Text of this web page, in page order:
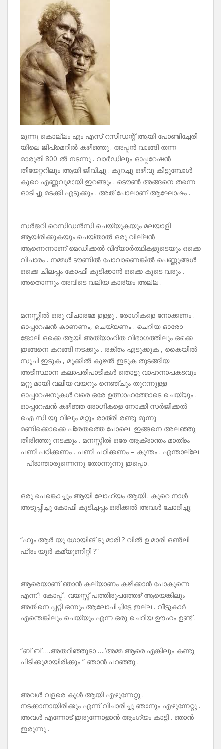
മൂന്നു കൊല്ലം എം എസ് റസിഡന്റ് ആയി പോണ്ടിച്ചേരി
യിലെ ജിപ്മെറിൽ കഴിഞ്ഞു . അപ്പൻ വാങ്ങി തന്ന
മാരുതി 800 ൽ നടന്നു . വാർഡിലും ഓപ്പറേഷൻ
തീയേറ്ററിലും ആയി ജീവിച്ചു . കുറച്ചു ഒഴിവു കിട്ടുമ്പോൾ
കുറെ എണ്ണവുമായി ഇറങ്ങും . ടൌൺ അങ്ങനെ തന്നെ
ഓടിച്ചു മടക്കി എടുക്കും . അത് പോലാണ് ആഘോഷം .
സർജറി റെസിഡൻസി ചെയ്യുകയും മലയാളി
ആയിരിക്കുകയും ചെയ്‌താൽ ഒരു വില്ലൻ
ആണെന്നാണ് മെഡിക്കൽ വിദ്യാർത്ഥികളുടെയും ഒക്കെ
വിചാരം . നമ്മൾ ടൗണിൽ പോവാണെങ്കിൽ പെണ്ണുങ്ങൾ
ഒക്കെ ചിലപ്പം കോഫീ കുടിക്കാൻ ഒക്കെ കൂടെ വരും .
അതൊന്നും അവിടെ വലിയ കാര്യം അല്ല .
മനസ്സിൽ ഒരു വിചാരമേ ഉള്ളു . രോഗികളെ നോക്കണം .
ഓപ്പറേഷൻ കാണണം, ചെയ്യണം . ചെറിയ ഓരോ
ജോലി ഒക്കെ ആയി അത്യാഹിത വിഭാഗത്തിലും ഒക്കെ
ഇങ്ങനെ കറങ്ങി നടക്കും . രക്തം എടുക്കുക , കൈയിൽ
സൂചി ഇടുക , മൂക്കിൽ കുഴൽ ഇടുക തുടങ്ങിയ
അടിസ്ഥാന കലാപരിപാടികൾ തൊട്ടു വാഹനാപകടവും
മറ്റു മായി വലിയ വയറും നെഞ്ചും തുറന്നുള്ള
ഓപ്പറേഷനുകൾ വരെ ഒരേ ഉത്സാഹത്തോടെ ചെയ്യും .
ഓപ്പറേഷൻ കഴിഞ്ഞ രോഗികളെ നോക്കി സർജിക്കൽ
ഐ സി യൂ വിലും മറ്റും രാത്രി രണ്ടു മൂന്നു
മണിക്കൊക്കെ പ്രേതത്തെ പോലെ ഇങ്ങനെ അലഞ്ഞു
തിരിഞ്ഞു നടക്കും . മനസ്സിൽ ഒരേ ആക്രാന്തം മാത്രം –
പണി പഠിക്കണം , പണി പഠിക്കണം – കുന്തം . എന്താല്ലേ
– പ്രാന്താരുന്നെന്നു തോന്നുന്നു ഇപ്പൊ .
ഒരു പെങ്കൊച്ചും ആയി ലോഹ്യം ആയി . കുറെ നാൾ
അടുപ്പിച്ചു കോഫി കുടിച്ചപ്പം ഒരിക്കൽ അവൾ ചോദിച്ചു:
“ഹൂം ആർ യു ഗോയിങ് ടു മാരി ? വിൽ ഉ മാരി ഒൺലി
ഫ്രം യുർ കമ്യൂണിറ്റി ?”
ആരെയാണ് ഞാൻ കല്യാണം കഴിക്കാൻ പോകുന്നെ
എന്ന് ! കോപ്പ് . വയസ്സ് പത്തിരുപത്തേഴ് ആയെങ്കിലും
അതിനെ പ്പറ്റി ഒന്നും ആലോചിച്ചിട്ടേ ഇല്ല . വീട്ടുകാർ
എന്തെങ്കിലും ചെയ്യും എന്ന ഒരു ചെറിയ ഊഹം ഉണ്ട് .
“ബ് ബ് ….അതറിഞ്ഞൂടാ ….’അമ്മ ആരെ എങ്കിലും കണ്ടു
പിടിക്കുമായിരിക്കും ” ഞാൻ പറഞ്ഞു .
അവൾ വളരെ കൂൾ ആയി എഴുന്നേറ്റു .
നടക്കാനായിരിക്കും എന്ന് വിചാരിച്ചു ഞാനും എഴുന്നേറ്റു .
അവൾ എന്നോട് ഇരുന്നോളാൻ ആംഗ്യം കാട്ടി . ഞാൻ
ഇരുന്നു .